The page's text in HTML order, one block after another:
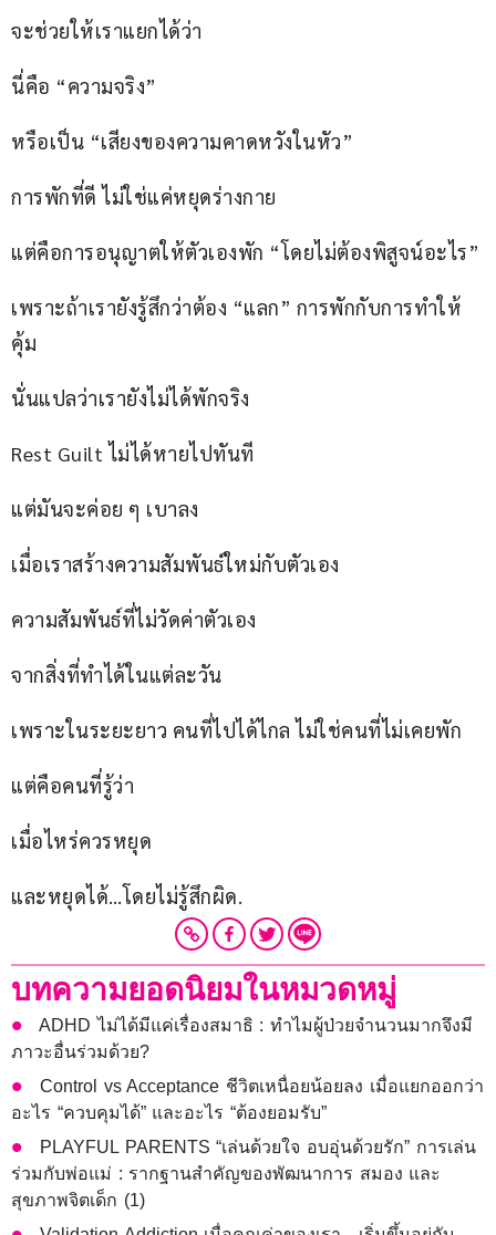
จะช่วยให้เราแยกได้ว่า
นี่คือ “ความจริง”
หรือเป็น “เสียงของความคาดหวังในหัว”
การพักที่ดี ไม่ใช่แค่หยุดร่างกาย
แต่คือการอนุญาตให้ตัวเองพัก “โดยไม่ต้องพิสูจน์อะไร”
เพราะถ้าเรายังรู้สึกว่าต้อง “แลก” การพักกับการทำให้
คุ้ม
นั่นแปลว่าเรายังไม่ได้พักจริง
Rest Guilt ไม่ได้หายไปทันที
แต่มันจะค่อย ๆ เบาลง
เมื่อเราสร้างความสัมพันธ์ใหม่กับตัวเอง
ความสัมพันธ์ที่ไม่วัดค่าตัวเอง
จากสิ่งที่ทำได้ในแต่ละวัน
เพราะในระยะยาว คนที่ไปได้ไกล ไม่ใช่คนที่ไม่เคยพัก
แต่คือคนที่รู้ว่า
เมื่อไหร่ควรหยุด
และหยุดได้…โดยไม่รู้สึกผิด.
บทความยอดนิยมในหมวดหมู่
ADHD ไม่ได้มีแค่เรื่องสมาธิ : ทำไมผู้ป่วยจำนวนมากจึงมี
ภาวะอื่นร่วมด้วย?
Control vs Acceptance ชีวิตเหนื่อยน้อยลง เมื่อแยกออกว่า
อะไร “ควบคุมได้” และอะไร “ต้องยอมรับ”
PLAYFUL PARENTS “เล่นด้วยใจ อบอุ่นด้วยรัก” การเล่น
ร่วมกับพ่อแม่ : รากฐานสำคัญของพัฒนาการ สมอง และ
สุขภาพจิตเด็ก (1)